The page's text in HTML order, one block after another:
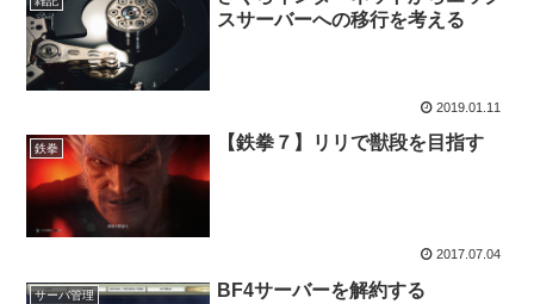
スサーバーへの移行を考える
2019.01.11
鉄拳 【鉄拳７】リリで獣段を目指す
2017.07.04
サーバ管理 BF4サーバーを解約する